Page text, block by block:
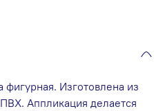
Изготовлена из
Аппликация делается